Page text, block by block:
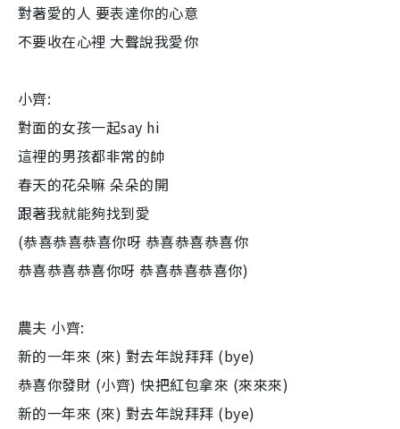
對著愛的人 要表達你的心意
不要收在心裡 大聲說我愛你
小齊:
對面的女孩一起say hi
這裡的男孩都非常的帥
春天的花朵嘛 朵朵的開
跟著我就能夠找到愛
(恭喜恭喜恭喜你呀 恭喜恭喜恭喜你
恭喜恭喜恭喜你呀 恭喜恭喜恭喜你)
農夫 小齊:
新的一年來 (來) 對去年說拜拜 (bye)
恭喜你發財 (小齊) 快把紅包拿來 (來來來)
新的一年來 (來) 對去年說拜拜 (bye)